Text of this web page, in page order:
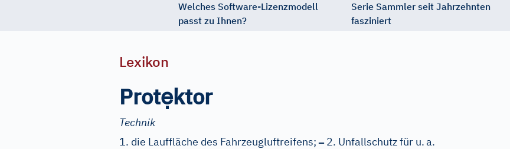
Welches Software-Lizenzmodell
passt zu Ihnen?
Serie Sammler seit Jahrzehnten
fasziniert
Lexikon
Protẹktor
Technik
1. die Lauffläche des Fahrzeugluftreifens;–2. Unfallschutz für u.a.